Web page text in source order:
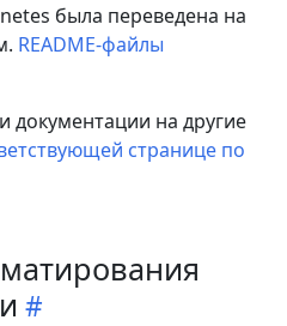
была переведена на
README-файлы
документации на другие
странице по